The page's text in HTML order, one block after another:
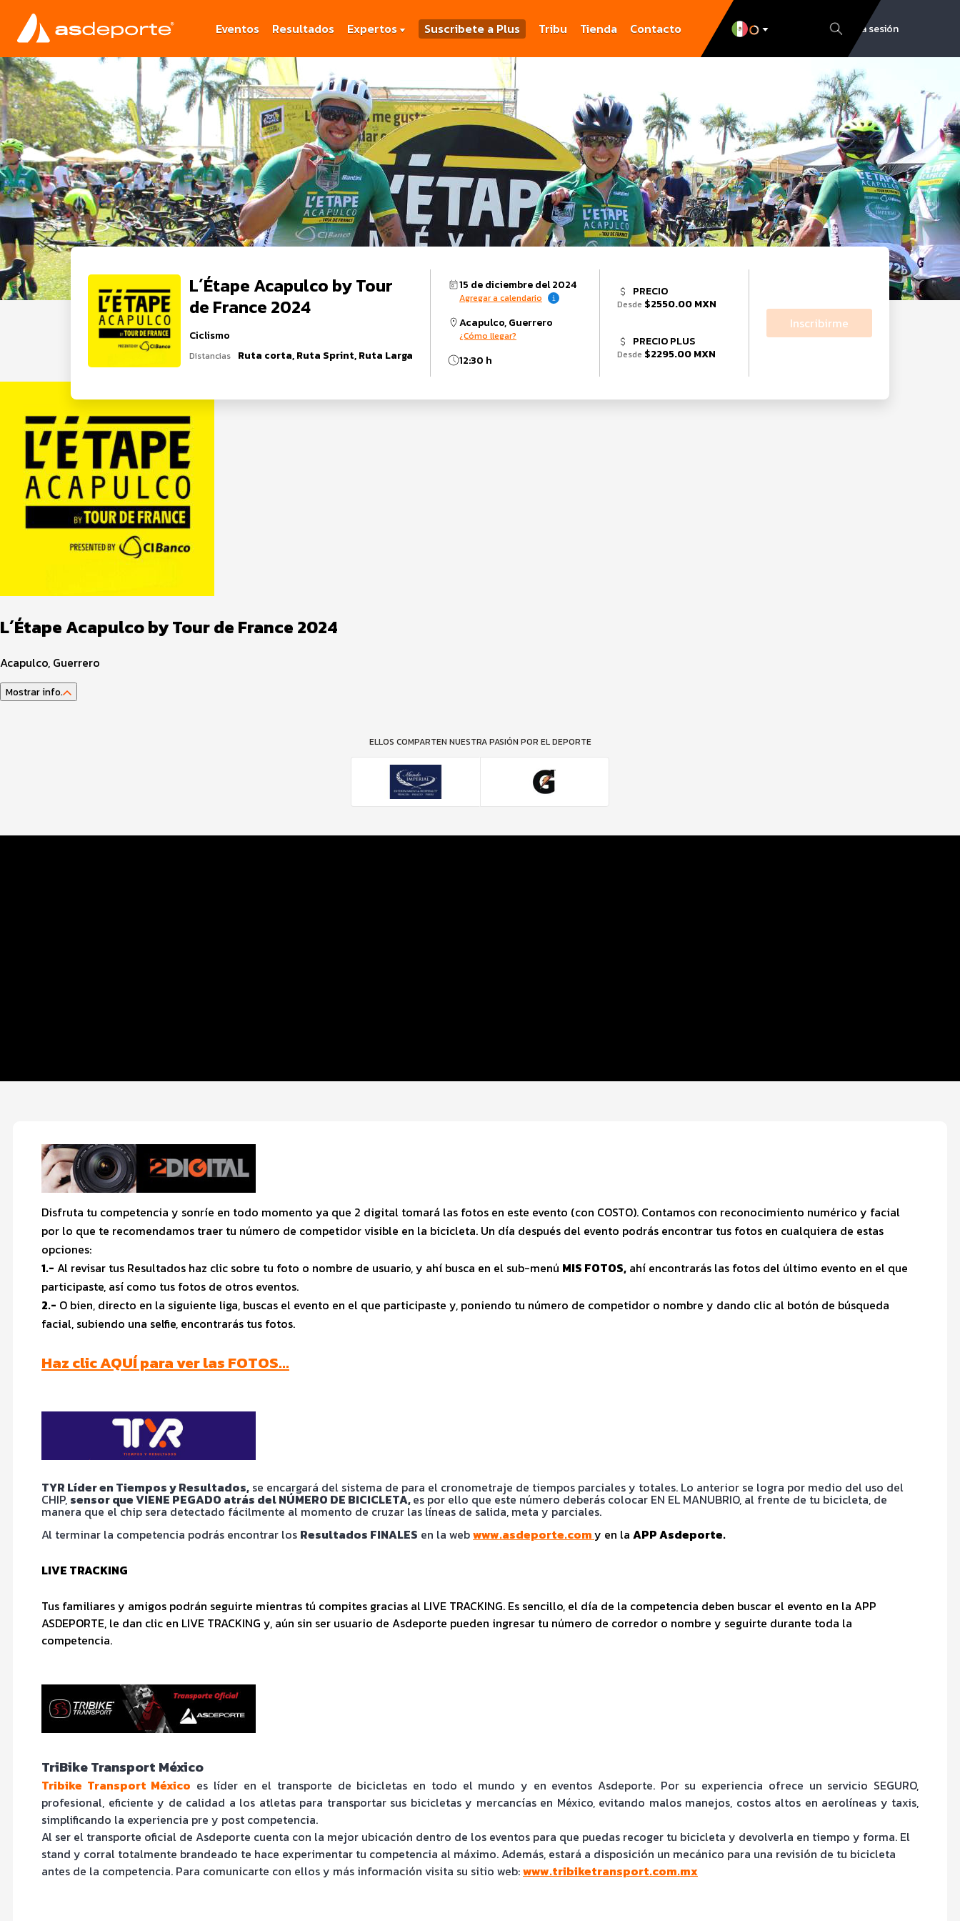
Eventos Resultados Expertos Suscribete a Plus Tribu Tienda Contacto Inicia sesión
L´Étape Acapulco by Tour
de France 2024
Ciclismo
Distancias Ruta corta, Ruta Sprint, Ruta Larga
15 de diciembre del 2024
Agregar a calendario
Acapulco, Guerrero
¿Cómo llegar?
12:30 h
PRECIO
Desde $2550.00 MXN
PRECIO PLUS
Desde $2295.00 MXN
Inscribirme
L´Étape Acapulco by Tour de France 2024
Acapulco, Guerrero
Mostrar info.
ELLOS COMPARTEN NUESTRA PASIÓN POR EL DEPORTE
Disfruta tu competencia y sonríe en todo momento ya que 2 digital tomará las fotos en este evento (con COSTO). Contamos con reconocimiento numérico y facial
por lo que te recomendamos traer tu número de competidor visible en la bicicleta. Un día después del evento podrás encontrar tus fotos en cualquiera de estas
opciones:
1.- Al revisar tus Resultados haz clic sobre tu foto o nombre de usuario, y ahí busca en el sub-menú MIS FOTOS, ahí encontrarás las fotos del último evento en el que
participaste, así como tus fotos de otros eventos.
2.- O bien, directo en la siguiente liga, buscas el evento en el que participaste y, poniendo tu número de competidor o nombre y dando clic al botón de búsqueda
facial, subiendo una selfie, encontrarás tus fotos.
Haz clic AQUÍ para ver las FOTOS…
TYR Líder en Tiempos y Resultados, se encargará del sistema de para el cronometraje de tiempos parciales y totales. Lo anterior se logra por medio del uso del
CHIP, sensor que VIENE PEGADO atrás del NÚMERO DE BICICLETA,es por ello que este número deberás colocar EN EL MANUBRIO, al frente de tu bicicleta, de
manera que el chip sera detectado fácilmente al momento de cruzar las líneas de salida, meta y parciales.
Al terminar la competencia podrás encontrar los Resultados FINALES en la webwww.asdeporte.comy en la APP Asdeporte.
LIVE TRACKING
Tus familiares y amigos podrán seguirte mientras tú compites gracias al LIVE TRACKING. Es sencillo, el día de la competencia deben buscar el evento en la APP
ASDEPORTE, le dan clic en LIVE TRACKING y, aún sin ser usuario de Asdeporte pueden ingresar tu número de corredor o nombre y seguirte durante toda la
competencia.
TriBike Transport México
Tribike Transport México es líder en el transporte de bicicletas en todo el mundo y en eventos Asdeporte. Por su experiencia ofrece un servicio SEGURO,
profesional, eficiente y de calidad a los atletas para transportar sus bicicletas y mercancías en México, evitando malos manejos, costos altos en aerolíneas y taxis,
simplificando la experiencia pre y post competencia.
Al ser el transporte oficial de Asdeporte cuenta con la mejor ubicación dentro de los eventos para que puedas recoger tu bicicleta y devolverla en tiempo y forma. El
stand y corral totalmente brandeado te hace experimentar tu competencia al máximo. Además, estará a disposición un mecánico para una revisión de tu bicicleta
antes de la competencia. Para comunicarte con ellos y más información visita su sitio web:www.tribiketransport.com.mx